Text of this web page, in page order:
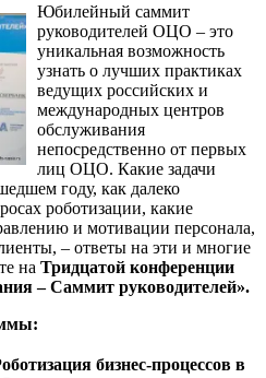
Юбилейный саммит
руководителей ОЦО – это
уникальная возможность
узнать о лучших практиках
ведущих российских и
международных центров
обслуживания
непосредственно от первых
лиц ОЦО. Какие задачи
году, как далеко
роботизации, какие
и мотивации персонала,
– ответы на эти и многие
на Тридцатой конференции
– Саммит руководителей».
бизнес-процессов в